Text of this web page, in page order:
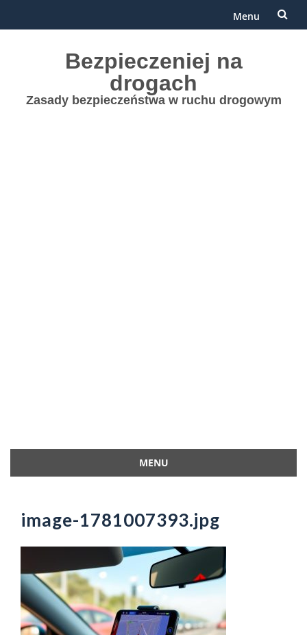
Menu
Bezpieczeniej na
drogach
Zasady bezpieczeństwa w ruchu drogowym
MENU
treściimage-1781007393.jpg